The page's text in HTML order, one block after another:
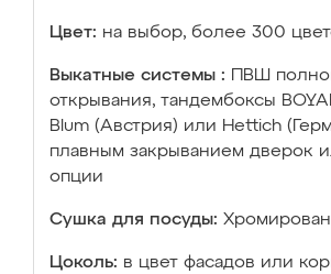
Цвет: на выбор, более 300
Выкатные системы :
ПВШ
открывания, тандембоксы
Blum (Австрия) или Hettich
плавным закрыванием дверок
опции
Сушка для посуды:
Цоколь: в цвет фасадов или